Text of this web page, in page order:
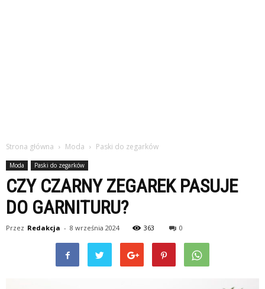
Strona główna Moda Paski do zegarków
Moda Paski do zegarków
CZY CZARNY ZEGAREK PASUJE
DO GARNITURU?
Przez Redakcja - 8 września 2024 363 0